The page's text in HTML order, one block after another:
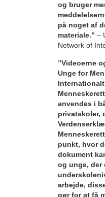
og bruger
på noget af
materiale.” –
Network of
”Videoerne
Unge for
anvendes i
privatskoler,
punkt, hvor
dokument
og unge, der
arbejde,
gør for at få